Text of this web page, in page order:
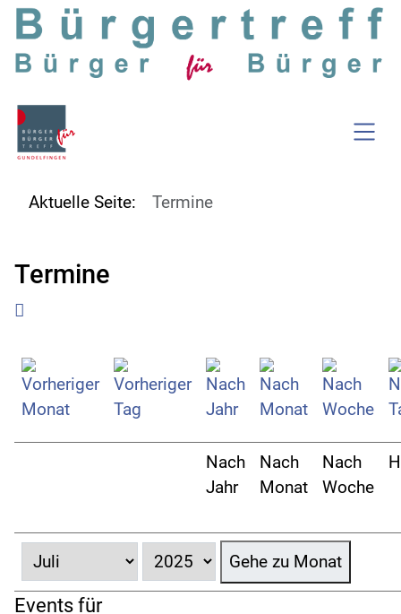
SKIP TO MAIN CONTENT
Aktuelle Seite: Termine
Termine
Nach
Jahr
Nach
Monat
Nach
Woche
Gehe zu Monat
Events für